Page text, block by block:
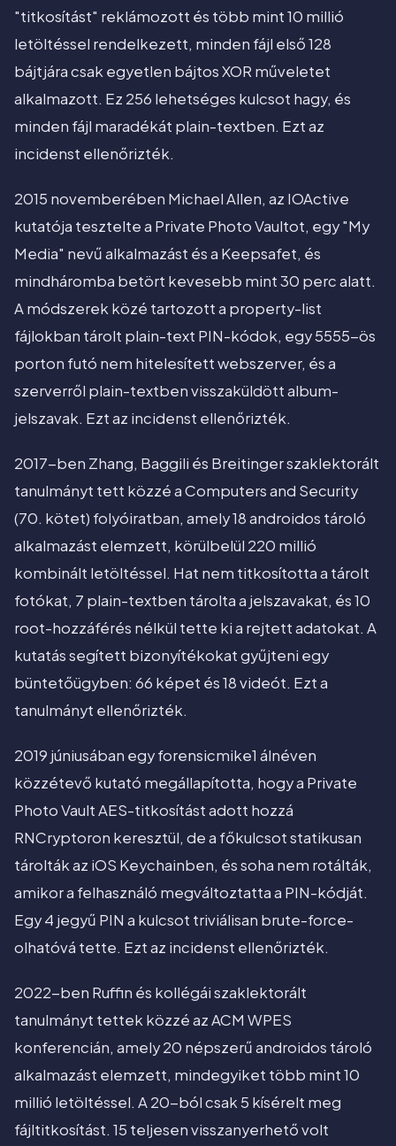
"titkosítást" reklámozott és több mint 10 millió
letöltéssel rendelkezett, minden fájl első 128
bájtjára csak egyetlen bájtos XOR műveletet
alkalmazott. Ez 256 lehetséges kulcsot hagy, és
minden fájl maradékát plain-textben. Ezt az
incidenst ellenőrizték.
2015 novemberében Michael Allen, az IOActive
kutatója tesztelte a Private Photo Vaultot, egy "My
Media" nevű alkalmazást és a Keepsafet, és
mindháromba betört kevesebb mint 30 perc alatt.
A módszerek közé tartozott a property-list
fájlokban tárolt plain-text PIN-kódok, egy 5555-ös
porton futó nem hitelesített webszerver, és a
szerverről plain-textben visszaküldött album-
jelszavak. Ezt az incidenst ellenőrizték.
2017-ben Zhang, Baggili és Breitinger szaklektorált
tanulmányt tett közzé a Computers and Security
(70. kötet) folyóiratban, amely 18 androidos tároló
alkalmazást elemzett, körülbelül 220 millió
kombinált letöltéssel. Hat nem titkosította a tárolt
fotókat, 7 plain-textben tárolta a jelszavakat, és 10
root-hozzáférés nélkül tette ki a rejtett adatokat. A
kutatás segített bizonyítékokat gyűjteni egy
büntetőügyben: 66 képet és 18 videót. Ezt a
tanulmányt ellenőrizték.
2019 júniusában egy forensicmike1 álnéven
közzétevő kutató megállapította, hogy a Private
Photo Vault AES-titkosítást adott hozzá
RNCryptoron keresztül, de a főkulcsot statikusan
tárolták az iOS Keychainben, és soha nem rotálták,
amikor a felhasználó megváltoztatta a PIN-kódját.
Egy 4 jegyű PIN a kulcsot triviálisan brute-force-
olhatóvá tette. Ezt az incidenst ellenőrizték.
2022-ben Ruffin és kollégái szaklektorált
tanulmányt tettek közzé az ACM WPES
konferencián, amely 20 népszerű androidos tároló
alkalmazást elemzett, mindegyiket több mint 10
millió letöltéssel. A 20-ból csak 5 kísérelt meg
fájltitkosítást. 15 teljesen visszanyerhető volt